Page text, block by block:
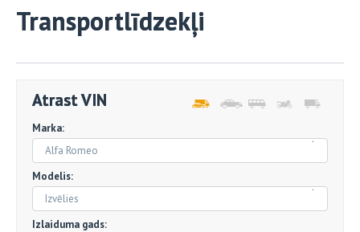
Transportlīdzekļi
Atrast VIN
Marka:
Alfa Romeo
Modelis:
Izvēlies
Izlaiduma gads: